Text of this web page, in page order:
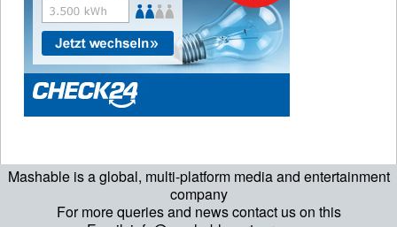
Mashable is a global, multi-platform media and entertainment
company
For more queries and news contact us on this